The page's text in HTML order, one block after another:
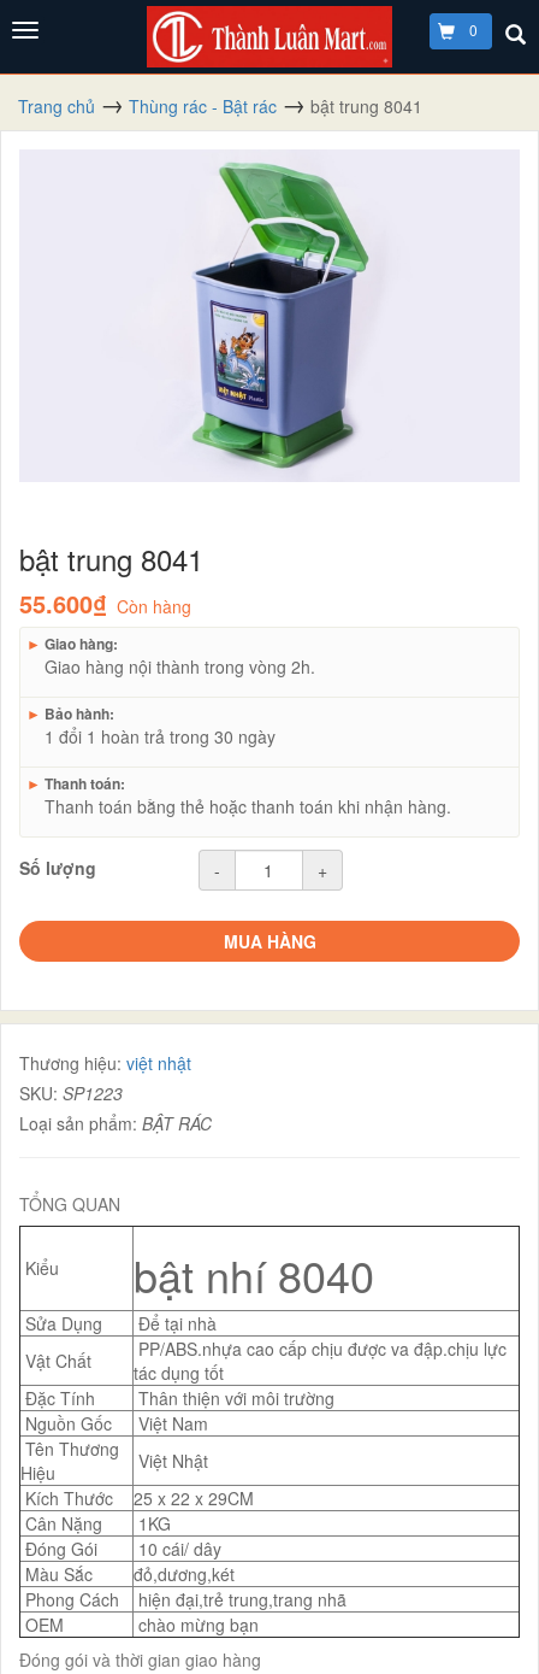
0
Trang chủ Thùng rác - Bật rác bật trung 8041
bật trung 8041
55.600₫ Còn hàng
► Giao hàng:
Giao hàng nội thành trong vòng 2h.
► Bảo hành:
1 đổi 1 hoàn trả trong 30 ngày
► Thanh toán:
Thanh toán bằng thẻ hoặc thanh toán khi nhận hàng.
Số lượng - +
MUA HÀNG
Thương hiệu: việt nhật
SKU: SP1223
Loại sản phẩm: BẬT RÁC
TỔNG QUAN
Kiểu bật nhí 8040
Sửa Dụng
Để tại nhà
Vật Chất
PP/ABS.nhựa cao cấp chịu được va đập.chịu lực
tác dụng tốt
Đặc Tính
Thân thiện với môi trường
Nguồn Gốc
Việt Nam
Tên Thương
Hiệu
Việt Nhật
Kích Thước
25 x 22 x 29CM
Cân Nặng
1KG
Đóng Gói
10 cái/ dây
Màu Sắc
đỏ,dương,két
Phong Cách
hiện đại,trẻ trung,trang nhã
OEM
chào mừng bạn
Đóng gói và thời gian giao hàng